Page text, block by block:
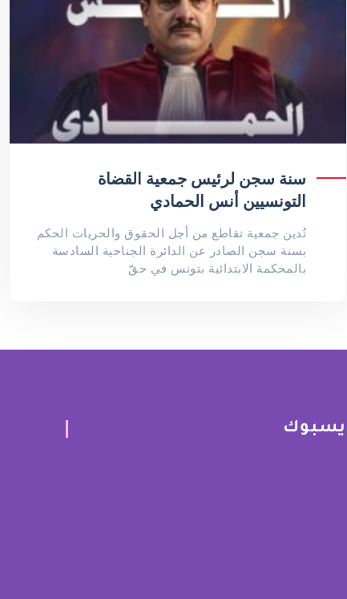
سنة سجن لرئيس جمعية القضاة
التونسيين أنس الحمادي
تُدين جمعية تقاطع من أجل الحقوق والحريات الحكم
بسنة سجن الصادر عن الدائرة الجناحية السادسة
بالمحكمة الابتدائية بتونس في حقّ